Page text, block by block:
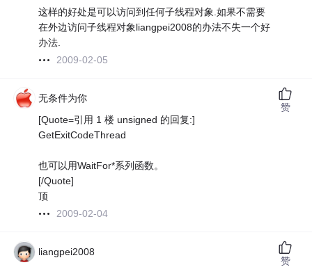
这样的好处是可以访问到任何子线程对象.如果不需要
在外边访问子线程对象liangpei2008的办法不失一个好
办法.
2009-02-05
无条件为你
[Quote=引用 1 楼 unsigned 的回复:]
GetExitCodeThread
也可以用WaitFor*系列函数。
[/Quote]
顶
2009-02-04
赞
liangpei2008
赞